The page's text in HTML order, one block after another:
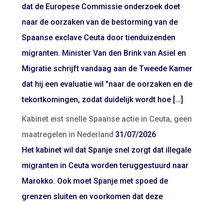
dat de Europese Commissie onderzoek doet
naar de oorzaken van de bestorming van de
Spaanse exclave Ceuta door tienduizenden
migranten. Minister Van den Brink van Asiel en
Migratie schrijft vandaag aan de Tweede Kamer
dat hij een evaluatie wil "naar de oorzaken en de
tekortkomingen, zodat duidelijk wordt hoe […]
Kabinet eist snelle Spaanse actie in Ceuta, geen
maatregelen in Nederland 31/07/2026
Het kabinet wil dat Spanje snel zorgt dat illegale
migranten in Ceuta worden teruggestuurd naar
Marokko. Ook moet Spanje met spoed de
grenzen sluiten en voorkomen dat deze